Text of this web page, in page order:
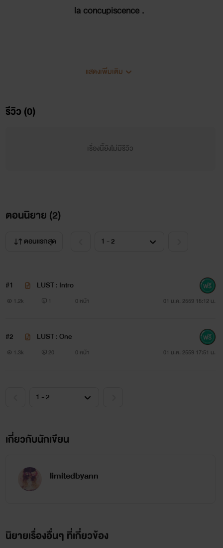
la concupiscence .
----------------------------------------------------------
Sehun xJongdae
แสดงเพิ่มเติม
รีวิว (0)
เรื่องนี้ยังไม่มีรีวิว
ตอนนิยาย (2)
ตอนแรกสุด
#1 LUST : Intro
1.2k 1 0 หน้า 01 ม.ค. 2559 15:12 น.
#2 LUST : One
1.3k 20 0 หน้า 01 ม.ค. 2559 17:51 น.
เกี่ยวกับนักเขียน
limitedbyann
นิยายเรื่องอื่นๆ ที่เกี่ยวข้อง